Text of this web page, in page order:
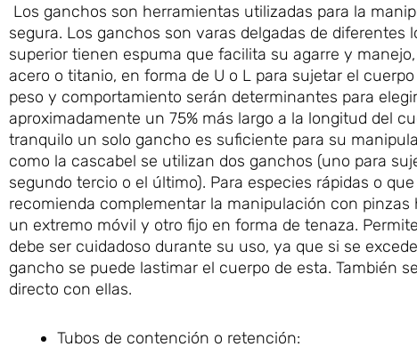
Los ganchos son herramientas utilizadas para la
segura. Los ganchos son varas delgadas de
superior tienen espuma que facilita su agarre y
acero o titanio, en forma de U o L para sujetar el
peso y comportamiento serán determinantes para
aproximadamente un 75% más largo a la longitud del
tranquilo un solo gancho es suficiente para su
como la cascabel se utilizan dos ganchos (uno para
segundo tercio o el último). Para especies rápidas o
recomienda complementar la manipulación con
un extremo móvil y otro fijo en forma de tenaza.
debe ser cuidadoso durante su uso, ya que si se
gancho se puede lastimar el cuerpo de esta. También
directo con ellas.
Tubos de contención o retención: